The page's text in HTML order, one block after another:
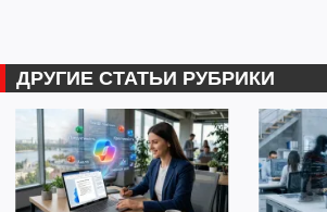
ДРУГИЕ СТАТЬИ РУБРИКИ